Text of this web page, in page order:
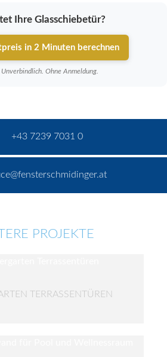
Ihre Glasschiebetür?
in 2 Minuten berechnen
Ohne Anmeldung.
+43 7239 7031 0
PROJEKTE
TERRASSENTÜREN